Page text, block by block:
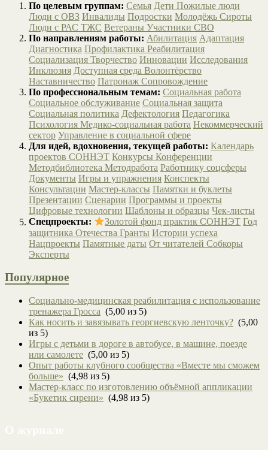
По целевым группам: Семья Дети Пожилые люди
Люди с ОВЗ Инвалиды Подростки Молодёжь Сироты
Люди с РАС ТЖС Ветераны Участники СВО
По направлениям работы: Абилитация Адаптация
Диагностика Профилактика Реабилитация
Социализация Творчество Инновации Исследования
Инклюзия Доступная среда Волонтёрство
Наставничество Патронаж Сопровождение
По профессиональным темам: Социальная работа
Социальное обслуживание Социальная защита
Социальная политика Дефектология Педагогика
Психология Медико-социальная работа Некоммерческий
сектор Управление в социальной сфере
Для идей, вдохновения, текущей работы: Календарь
проектов СОННЭТ Конкурсы Конференции
Методбиблиотека Методработа Работнику соцсферы
Документы Игры и упражнения Конспекты
Консультации Мастер-классы Памятки и буклеты
Презентации Сценарии Программы и проекты
Цифровые технологии Шаблоны и образцы Чек-листы
Спецпроекты:
Золотой фонд практик СОННЭТ Год
защитника Отечества Гранты Истории успеха
Нацпроекты Памятные даты От читателей Собкоры
Эксперты
Популярное
Социально-медицинская реабилитация с использование
тренажера Гросса (5,00 из 5)
Как носить и завязывать георгиевскую ленточку? (5,00
из 5)
Игры с детьми в дороге в автобусе, в машине, поезде
или самолете (5,00 из 5)
Опыт работы клубного сообщества «Вместе мы сможем
больше» (4,98 из 5)
Мастер-класс по изготовлению объёмной аппликации
«Букетик сирени» (4,98 из 5)